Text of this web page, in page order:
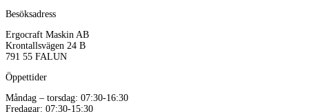
Besöksadress
Ergocraft Maskin AB
Krontallsvägen 24 B
791 55 FALUN
Öppettider
Måndag – torsdag: 07:30-16:30
Fredagar: 07:30-15:30